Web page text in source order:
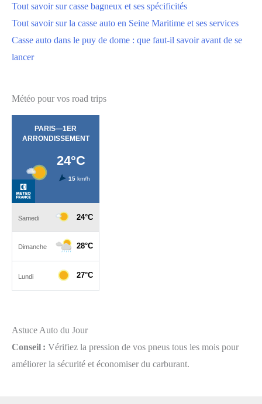
Tout savoir sur casse bagneux et ses spécificités
Tout savoir sur la casse auto en Seine Maritime et ses services
Casse auto dans le puy de dome : que faut-il savoir avant de se
lancer
Météo pour vos road trips
Astuce Auto du Jour
Conseil : Vérifiez la pression de vos pneus tous les mois pour
améliorer la sécurité et économiser du carburant.